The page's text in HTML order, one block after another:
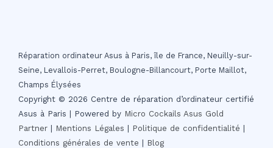
Réparation ordinateur Asus à Paris, île de France, Neuilly-sur-
Seine, Levallois-Perret, Boulogne-Billancourt, Porte Maillot,
Champs Élysées
Copyright © 2026 Centre de réparation d’ordinateur certifié
Asus à Paris | Powered by Micro Cockails Asus Gold
Partner
Mentions Légales Politique de confidentialité
Conditions générales de vente
Blog